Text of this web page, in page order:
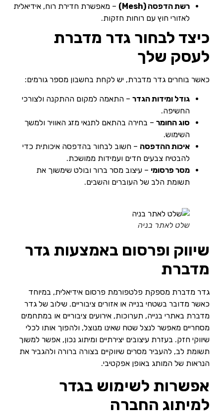
רשת הדפסה (Mesh)
– מאפשרת חדירת רוח, אידיאלית
לאזורי חוץ עם רוחות חזקות.
כיצד לבחור גדר מדברת
לעסק שלך
כאשר בוחרים גדר מדברת, יש לקחת בחשבון מספר גורמים:
גודל ומידות הגדר– התאמה למקום ההתקנה ולצורכי
החשיפה.
סוג החומר– בחירה בהתאם לתנאי מזג האוויר ולמשך
השימוש.
איכות ההדפסה– חשוב לבחור בהדפסה איכותית כדי
להבטיח צבעים חדים ועמידות ממושכת.
מסר פרסומי– עיצוב מסר ברור ובולט שימשוך את
תשומת הלב של העוברים והשבים.
שלט לאתר בניה
שיווק ופרסום באמצעות גדר
מדברת
גדר מדברת מספקת פלטפורמת פרסום אידיאלית, במיוחד
כאשר מדובר בשטחי בנייה או אזורים ציבוריים. שילוב של גדר
מדברת באתרי בנייה, תערוכות, אירועים ציבוריים או במתחמים
מסחריים מאפשר לנצל שטח שאינו מנוצל, ולהפוך אותו לכלי
שיווקי חזק. בעזרת עיצובים יצירתיים ומיתוג נכון, אפשר למשוך
תשומת לב, להעביר מסרים שיווקיים בצורה ברורה ולהגביר את
הנראות של המותג באופן אפקטיבי.
אפשרות לשימוש בגדר
למיתוג החברה